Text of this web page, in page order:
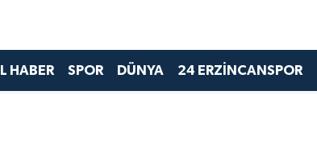
HABER SPOR DÜNYA 24 ERZİNCANSPOR